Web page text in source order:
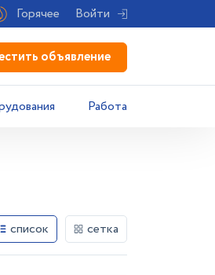
Горячее Войти
объявление
Работа
список сетка